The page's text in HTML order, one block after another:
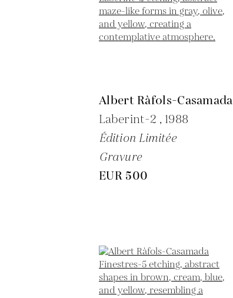
Albert Ràfols-Casamada
Laberint-2 , 1988
Édition Limitée
Gravure
EUR 500